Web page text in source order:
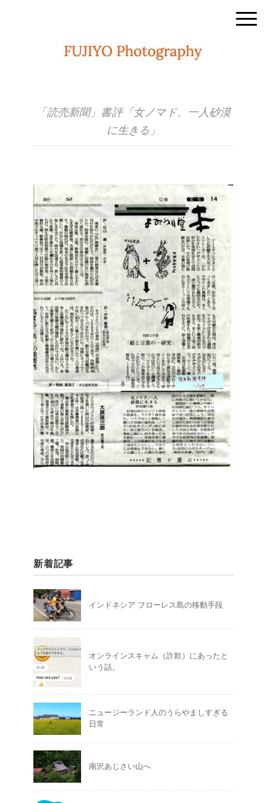
「読売新聞」書評「女ノマド、一人砂漠
に生きる」
新着記事
インドネシア フローレス島の移動手段
オンラインスキャム（詐欺）にあったと
いう話。
ニュージーランド人のうらやましすぎる
日常
南沢あじさい山へ